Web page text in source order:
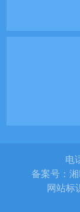
电
备案号：
网站标